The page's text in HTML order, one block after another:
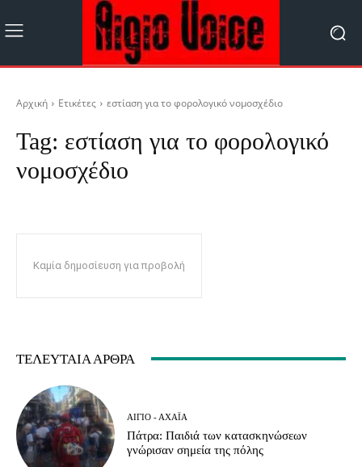
Αρχική Ετικέτες εστίαση για το φορολογικό νομοσχέδιο
Tag: εστίαση για το φορολογικό
νομοσχέδιο
Καμία δημοσίευση για προβολή
ΤΕΛΕΥΤΑΊΑ ΆΡΘΡΑ
ΑΊΓΙΟ - ΑΧΑΪ́Α
Πάτρα: Παιδιά των κατασκηνώσεων
γνώρισαν σημεία της πόλης